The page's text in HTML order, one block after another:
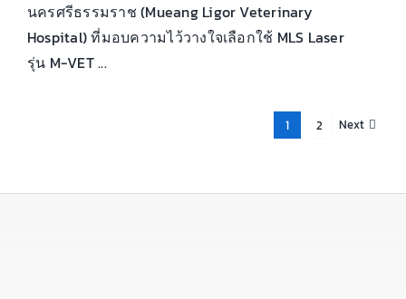
นครศรีธรรมราช (Mueang Ligor Veterinary
Hospital) ที่มอบความไว้วางใจเลือกใช้ MLS Laser
รุ่น M-VET ...
1 2 Next